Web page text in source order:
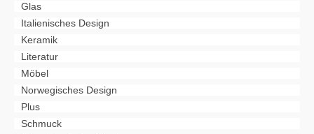
Glas
Italienisches Design
Keramik
Literatur
Möbel
Norwegisches Design
Plus
Schmuck